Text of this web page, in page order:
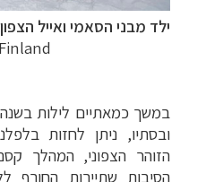
ילד מבני הסאמי ואייל
במשך כמאתיים לילות
ובסתיו, ניתן לחזות
הזוהר הצפוני, המהלך
הסיבות שתיירות החורף